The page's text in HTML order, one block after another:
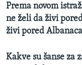
Prema novom
ne želi da živi
živi pored Albanaca
Kakve su šanse za